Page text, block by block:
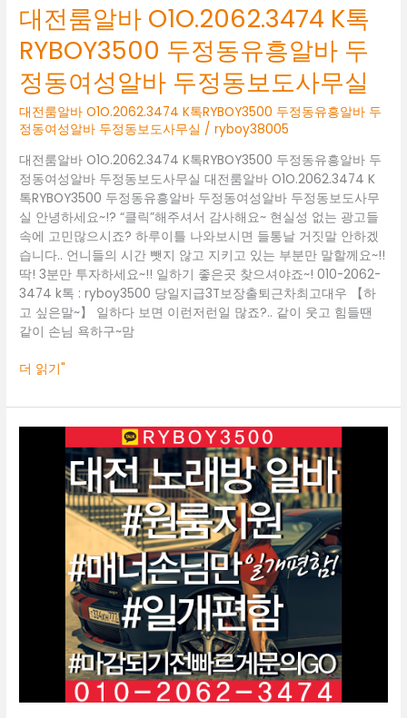
대전룸알바 O1O.2062.3474 K톡
RYBOY3500 두정동유흥알바 두
정동여성알바 두정동보도사무실
대전룸알바 O1O.2062.3474 K톡RYBOY3500 두정동유흥알바 두
정동여성알바 두정동보도사무실 /ryboy38005
대전룸알바 O1O.2062.3474 K톡RYBOY3500 두정동유흥알바 두
정동여성알바 두정동보도사무실 대전룸알바 O1O.2062.3474 K
톡RYBOY3500 두정동유흥알바 두정동여성알바 두정동보도사무
실 안녕하세요~!? “클릭”해주셔서 감사해요~ 현실성 없는 광고들
속에 고민많으시죠? 하루이틀 나와보시면 들통날 거짓말 안하겠
습니다.. 언니들의 시간 뺏지 않고 지키고 있는 부분만 말할께요~!!
딱! 3분만 투자하세요~!! 일하기 좋은곳 찾으셔야죠~! 010-2062-
3474 k톡 : ryboy3500 당일지급3T보장출퇴근차최고대우 【하
고 싶은말~】 일하다 보면 이런저런일 많죠?.. 같이 웃고 힘들땐
같이 손님 욕하구~맘
두
정
동
여
성
알
바
두
정
동
보
도
사
무
실
더 읽기"
O1O.2062.3474
ryboy3500
바